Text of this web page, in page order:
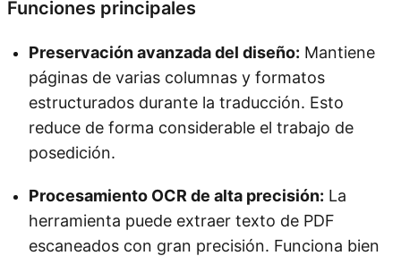
Funciones principales
Preservación avanzada del diseño: Mantiene
páginas de varias columnas y formatos
estructurados durante la traducción. Esto
reduce de forma considerable el trabajo de
posedición.
Procesamiento OCR de alta precisión: La
herramienta puede extraer texto de PDF
escaneados con gran precisión. Funciona bien